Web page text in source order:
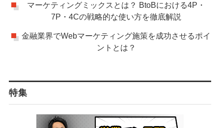
マーケティングミックスとは？ BtoBにおける4P・
7P・4Cの戦略的な使い方を徹底解説
金融業界でWebマーケティング施策を成功させるポイ
ントとは？
特集